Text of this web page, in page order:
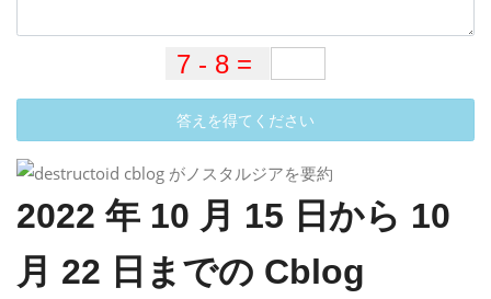
答えを得てください
2022 年 10 月 15 日から 10
月 22 日までの Cblog